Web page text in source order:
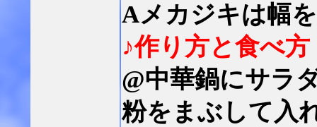
Aメカジキは幅
♪作り方と食べ方
@中華鍋にサラ
粉をまぶして入